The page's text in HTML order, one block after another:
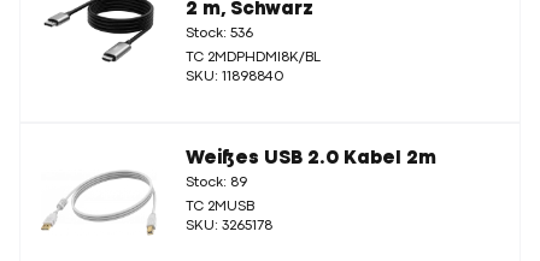
2 m, Schwarz
Stock: 536
TC 2MDPHDMI8K/BL
SKU: 11898840
Weißes USB 2.0 Kabel 2m
Stock: 89
TC 2MUSB
SKU: 3265178